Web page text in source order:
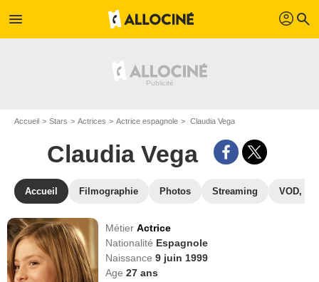
menu profil search
Accueil Stars Actrices Actrice espagnole Claudia Vega
Claudia Vega
Accueil Filmographie Photos Streaming VOD,
MétierActrice
Nationalité Espagnole
Naissance9 juin 1999
Age27 ans